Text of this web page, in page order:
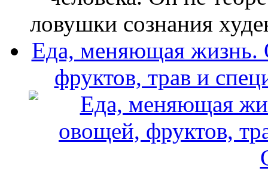
ловушки сознания
Еда, меняющая жизнь.
фруктов, трав и